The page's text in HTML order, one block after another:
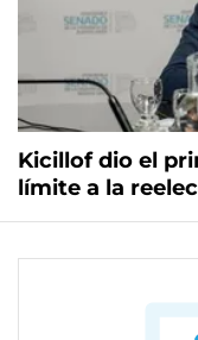
Kicillof dio el
límite a la